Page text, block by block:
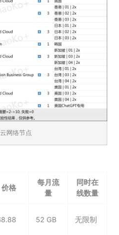
网络节点
价格
每月流
量
同时在
线数量
52 GB 无限制